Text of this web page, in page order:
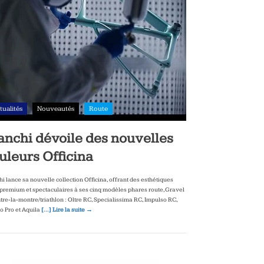
Nouveautés Route
dévoile des nouvelles
Officina
lance sa nouvelle collection Officina, offrant des esthétiques
et spectaculaires à ses cinq modèles phares route, Gravel
triathlon : Oltre RC, Specialissima RC, Impulso RC,
Pro et Aquila […] Lire la suite →